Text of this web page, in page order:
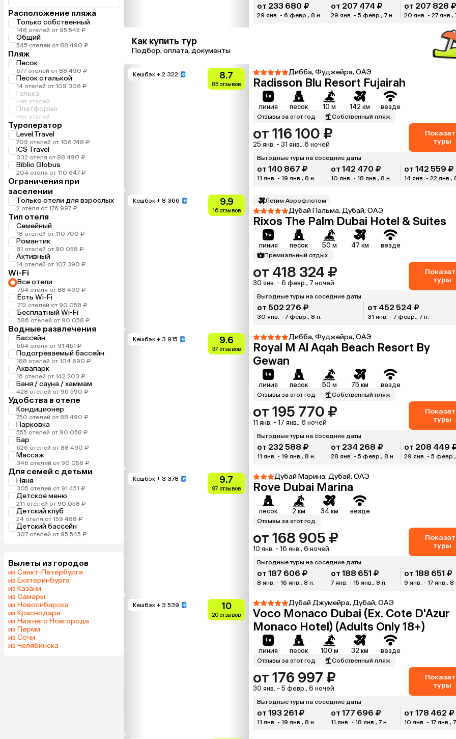
Расположение пляжа
Только собственный
148 отелей от 95 545 ₽
Общий
545 отелей от 88 490 ₽
Пляж
Песок
677 отелей от 88 490 ₽
Песок с галькой
14 отелей от 109 306 ₽
Галька
Нет отелей
Платформа
Нет отелей
Туроператор
Level.Travel
709 отелей от 106 748 ₽
ICS Travel
332 отеля от 88 490 ₽
Biblio Globus
204 отеля от 110 647 ₽
Ограничения при
заселении
Только отели для взрослых
2 отеля от 176 997 ₽
Тип отеля
Семейный
18 отелей от 110 700 ₽
Романтик
81 отелей от 90 058 ₽
Активный
14 отелей от 107 390 ₽
Wi-Fi
Все отели
764 отеля от 88 490 ₽
Есть Wi-Fi
712 отелей от 90 058 ₽
Бесплатный Wi-Fi
586 отелей от 90 058 ₽
Водные развлечения
Бассейн
664 отеля от 91 451 ₽
Подогреваемый бассейн
188 отелей от 104 690 ₽
Аквапарк
16 отелей от 142 203 ₽
Баня / сауна / хаммам
428 отелей от 96 590 ₽
Удобства в отеле
Кондиционер
750 отелей от 88 490 ₽
Парковка
555 отелей от 90 058 ₽
Бар
626 отелей от 88 490 ₽
Массаж
346 отелей от 90 058 ₽
Для семей с детьми
Няня
305 отелей от 91 451 ₽
Детское меню
211 отелей от 90 058 ₽
Детский клуб
24 отеля от 159 488 ₽
Детский бассейн
307 отелей от 95 545 ₽
Вылеты из городов
из Санкт-Петербурга
из Екатеринбурга
из Казани
из Самары
из Новосибирска
из Краснодара
из Нижнего Новгорода
из Перми
из Сочи
из Челябинска
от 233 680 ₽
29 янв. - 6 февр., 8 н.
от 207 474 ₽
29 янв. - 5 февр., 7 н.
от 207 828 ₽
20 янв. - 27 янв.,
Как купить тур
Подбор, оплата, документы
Кешбэк + 2 322 8.7
85 отзывов
Дибба, Фуджейра, ОАЭ
Radisson Blu Resort Fujairah
линия песок 10 м 142 км везде
Отзывы за этот год Собственный пляж
от 116 100 ₽
25 янв. - 31 янв., 6 ночей
туры
Выгодные туры на соседние даты
от 140 867 ₽
11 янв. - 19 янв., 8 н.
от 142 470 ₽
10 янв. - 18 янв., 8 н.
от 142 559 ₽
14 янв. - 22 янв.,
Кешбэк + 8 366 9.9
16 отзывов
Летим Аэрофлотом
Дубай Пальма, Дубай, ОАЭ
Rixos The Palm Dubai Hotel & Suites
линия песок 50 м 47 км везде
Премиальный отдых
от 418 324 ₽
30 янв. - 6 февр., 7 ночей
туры
Выгодные туры на соседние даты
от 502 276 ₽
30 янв. - 7 февр., 8 н.
от 452 524 ₽
31 янв. - 7 февр., 7 н.
Кешбэк + 3 915 9.6
37 отзывов
Дибба, Фуджейра, ОАЭ
Royal M Al Aqah Beach Resort By
Gewan
линия песок 50 м 75 км везде
Отзывы за этот год Собственный пляж
от 195 770 ₽
11 янв. - 17 янв., 6 ночей
туры
Выгодные туры на соседние даты
от 232 588 ₽
11 янв. - 19 янв., 8 н.
от 234 268 ₽
28 янв. - 5 февр., 8 н.
от 208 449
29 янв. - 5 февр.,
Кешбэк + 3 378 9.7
97 отзывов
Дубай Марина, Дубай, ОАЭ
Rove Dubai Marina
песок 2 км 34 км везде
Отзывы за этот год
от 168 905 ₽
10 янв. - 16 янв., 6 ночей
туры
Выгодные туры на соседние даты
от 187 606 ₽
8 янв. - 16 янв., 8 н.
от 188 651 ₽
7 янв. - 15 янв., 8 н.
от 188 651 ₽
9 янв. - 17 янв., 8
Кешбэк + 3 539 10
20 отзывов
Дубай Джумейра, Дубай, ОАЭ
Voco Monaco Dubai (Ex. Cote D'Azur
Monaco Hotel) (Adults Only 18+)
линия песок 100 м 32 км везде
Отзывы за этот год Собственный пляж
от 176 997 ₽
30 янв. - 5 февр., 6 ночей
туры
Выгодные туры на соседние даты
от 193 261 ₽
11 янв. - 19 янв., 8 н.
от 177 696 ₽
11 янв. - 18 янв., 7 н.
от 178 462 ₽
10 янв. - 17 янв., 7